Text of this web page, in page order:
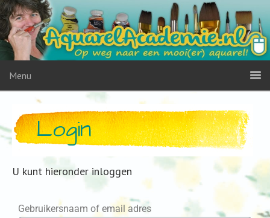
Menu
Login
U kunt hieronder inloggen
Gebruikersnaam of email adres